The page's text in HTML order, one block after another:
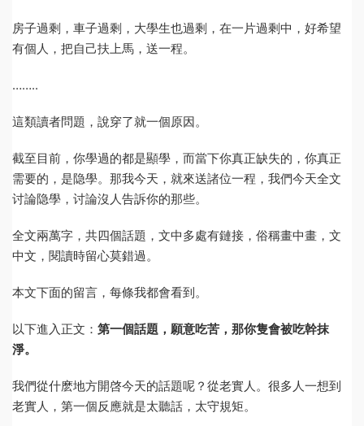
房子過剩，車子過剩，大學生也過剩，在一片過剩中，好希望
有個人，把自己扶上馬，送一程。
……..
這類讀者問題，說穿了就一個原因。
截至目前，你學過的都是顯學，而當下你真正缺失的，你真正
需要的，是隐學。那我今天，就來送諸位一程，我們今天全文
讨論隐學，讨論沒人告訴你的那些。
全文兩萬字，共四個話題，文中多處有鏈接，俗稱畫中畫，文
中文，閱讀時留心莫錯過。
本文下面的留言，每條我都會看到。
以下進入正文： 第一個話題，願意吃苦，那你隻會被吃幹抹
淨。
我們從什麽地方開啓今天的話題呢？從老實人。很多人一想到
老實人，第一個反應就是太聽話，太守規矩。